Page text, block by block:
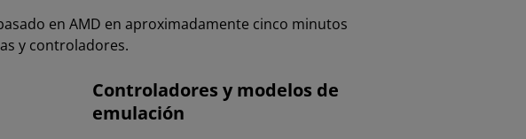
en AMD en aproximadamente cinco minutos
y controladores.
Controladores y modelos de
emulación